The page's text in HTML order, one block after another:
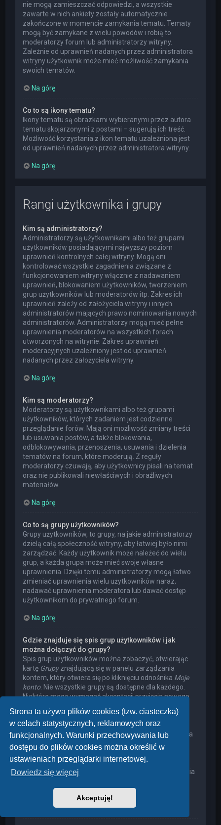
Strona ta używa plików cookies (tzw. ciasteczka)
w celach statystycznych, reklamowych oraz
funkcjonalnych. Warunki przechowywania lub
dostępu do plików cookies można określić w
ustawieniach przeglądarki internetowej.
Dowiedz się więcej
Akceptuję!
nie mogą zamieszczać odpowiedzi, a wszystkie
zawarte w nich ankiety zostały automatycznie
zakończone w momencie zamykania tematu. Tematy
mogą być zamykane z wielu powodów i robią to
moderatorzy forum lub administratorzy witryny.
Zależnie od uprawnień nadanych przez administratora
witryny użytkownik może mieć możliwość zamykania
swoich tematów.
Na górę
Co to są ikony tematu?
Ikony tematu są obrazkami wybieranymi przez autora
tematu skojarzonymi z postami – sugerują ich treść.
Możliwość korzystania z ikon tematu uzależniona jest
od uprawnień nadanych przez administratora witryny.
Na górę
Rangi użytkownika i grupy
Kim są administratorzy?
Administratorzy są użytkownikami albo też grupami
użytkowników posiadającymi najwyższy poziom
uprawnień kontrolnych całej witryny. Mogą oni
kontrolować wszystkie zagadnienia związane z
funkcjonowaniem witryny włącznie z nadawaniem
uprawnień, blokowaniem użytkowników, tworzeniem
grup użytkowników lub moderatorów itp. Zakres ich
uprawnień zależy od założyciela witryny i innych
administratorów mających prawo nominowania nowych
administratorów. Administratorzy mogą mieć pełne
uprawnienia moderatorów na wszystkich forach
utworzonych na witrynie. Zakres uprawnień
moderacyjnych uzależniony jest od uprawnień
nadanych przez założyciela witryny.
Na górę
Kim są moderatorzy?
Moderatorzy są użytkownikami albo też grupami
użytkowników, których zadaniem jest codzienne
przeglądanie forów. Mają oni możliwość zmiany treści
lub usuwania postów, a także blokowania,
odblokowywania, przenoszenia, usuwania i dzielenia
tematów na forum, które moderują. Z reguły
moderatorzy czuwają, aby użytkownicy pisali na temat
oraz nie publikowali niewłaściwych i obraźliwych
materiałów.
Na górę
Co to są grupy użytkowników?
Grupy użytkowników, to grupy, na jakie administratorzy
dzielą całą społeczność witryny, aby łatwiej było nimi
zarządzać. Każdy użytkownik może należeć do wielu
grup, a każda grupa może mieć swoje własne
uprawnienia. Dzięki temu administratorzy mogą łatwo
zmieniać uprawnienia wielu użytkowników naraz,
nadawać uprawnienia moderatora lub dawać dostęp
użytkownikom do prywatnego forum.
Na górę
Gdzie znajduje się spis grup użytkowników i jak
można dołączyć do grupy?
Spis grup użytkowników można zobaczyć, otwierając
kartę Grupyznajdującą się w panelu zarządzania
kontem, który otwiera się po kliknięciu odnośnika Moje
konto. Nie wszystkie grupy są dostępne dla każdego.
Niektóre mogą wymagać akceptacji przyjęcia nowego
mogą mieć ukrytych członków. Użytkownik może
poprosić o przyjęcie do danej grupy, naciskając
odpowiedni przycisk. Prośba o przyjęcie do grupy, która
wymaga akceptacji przyjęcia nowego członka, musi
zostać zaakceptowana przez lidera grupy. Może on
poprosić użytkownika o podanie wyjaśnień, dlaczego
chce on dołączyć do tej grupy. W przypadku otrzymania
pytaniami – widocznie miał on swoje powody.
Na górę